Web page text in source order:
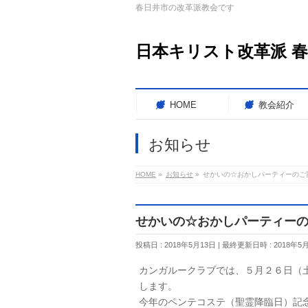
春日井市の改革派教会です
日本キリスト改革派
HOME 教会紹介
お知らせ
HOME » お知らせ » せかいの☆おかしパーティーのご
せかいの☆おかしパーティー
投稿日 : 2018年5月13日 最終更新日時 : 2018年5
カンガルークラブでは、５月２６日（
します。
今年のペンテコステ（聖霊降臨日）